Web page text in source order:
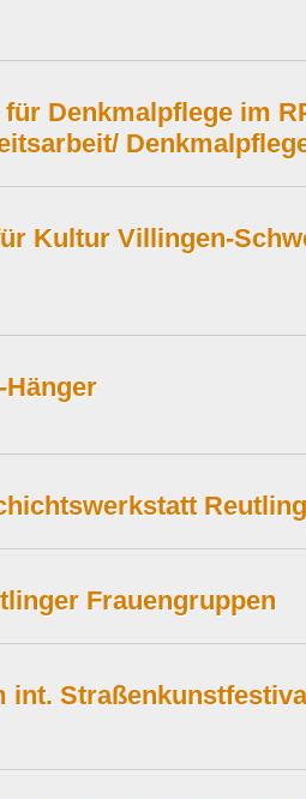
Denkmalpflege im
Kultur Villingen-
Hänger
Frauengruppen
int.